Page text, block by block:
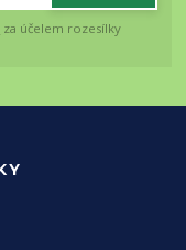
za účelem rozesílky